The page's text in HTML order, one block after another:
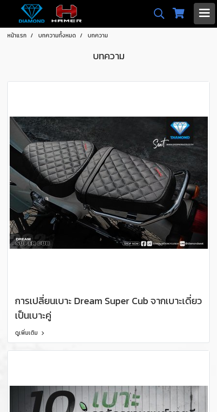
หน้าแรก บทความทั้งหมด บทความ
บทความ
การเปลี่ยนเบาะ Dream Super Cub จากเบาะเดี่ยว
เป็นเบาะคู่
ดูเพิ่มเติม